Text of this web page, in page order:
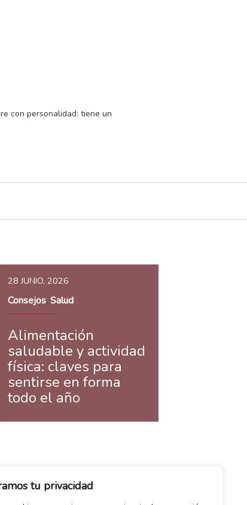
tu privacidad
con personalidad: tiene un
28 JUNIO, 2026
Consejos, Salud
Alimentación
saludable y actividad
física: claves para
sentirse en forma
todo el año